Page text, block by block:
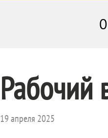
Рабочий
19 апреля 2025